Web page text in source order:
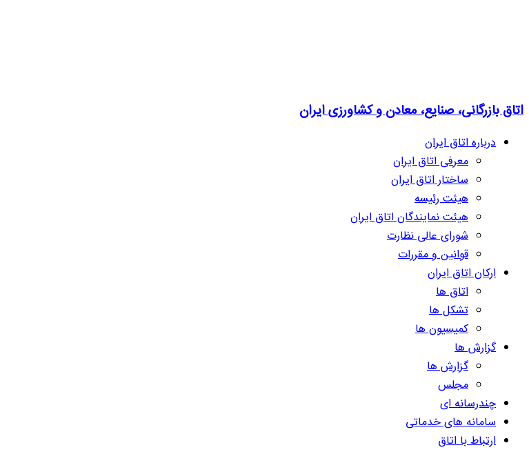
اتاق بازرگانی، صنایع، معادن و کشاورزی ایران
درباره اتاق ایران
معرفی اتاق ایران
ساختار اتاق ایران
هیئت رئیسه
هیئت نمایندگان اتاق ایران
شورای عالی نظارت
قوانین و مقررات
ارکان اتاق ایران
اتاق ها
تشکل ها
کمیسیون ها
گزارش ها
گزارش ها
مجلس
چندرسانه ای
سامانه های خدماتی
ارتباط با اتاق